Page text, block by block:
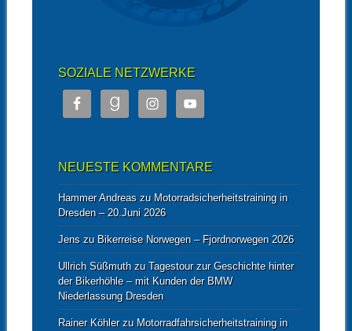
SOZIALE NETZWERKE
NEUESTE KOMMENTARE
Hammer Andreaszu Motorradsicherheitstraining in
Dresden – 20.Juni 2026
Jenszu Bikerreise Norwegen – Fjordnorwegen 2026
Ullrich Süßmuthzu Tagestour zur Geschichte hinter
der Bikerhöhle – mit Kunden der BMW
Niederlassung Dresden
Rainer Köhlerzu Motorradfahrsicherheitstraining in